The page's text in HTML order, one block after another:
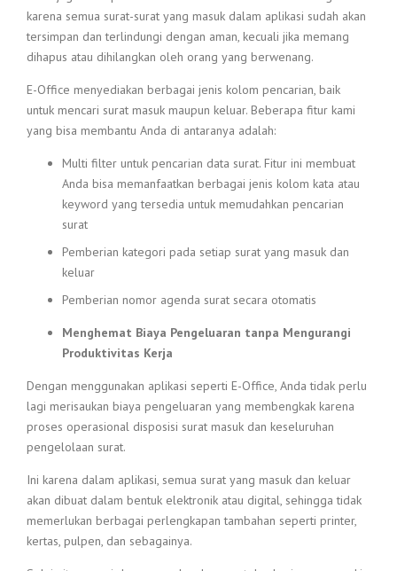
karena semua surat-surat yang masuk dalam aplikasi sudah akan
tersimpan dan terlindungi dengan aman, kecuali jika memang
dihapus atau dihilangkan oleh orang yang berwenang.
E-Office menyediakan berbagai jenis kolom pencarian, baik
untuk mencari surat masuk maupun keluar. Beberapa fitur kami
yang bisa membantu Anda di antaranya adalah:
Multi filter untuk pencarian data surat. Fitur ini membuat
Anda bisa memanfaatkan berbagai jenis kolom kata atau
keyword yang tersedia untuk memudahkan pencarian
surat
Pemberian kategori pada setiap surat yang masuk dan
keluar
Pemberian nomor agenda surat secara otomatis
Menghemat Biaya Pengeluaran tanpa Mengurangi
Produktivitas Kerja
Dengan menggunakan aplikasi seperti E-Office, Anda tidak perlu
lagi merisaukan biaya pengeluaran yang membengkak karena
proses operasional disposisi surat masuk dan keseluruhan
pengelolaan surat.
Ini karena dalam aplikasi, semua surat yang masuk dan keluar
akan dibuat dalam bentuk elektronik atau digital, sehingga tidak
memerlukan berbagai perlengkapan tambahan seperti printer,
kertas, pulpen, dan sebagainya.